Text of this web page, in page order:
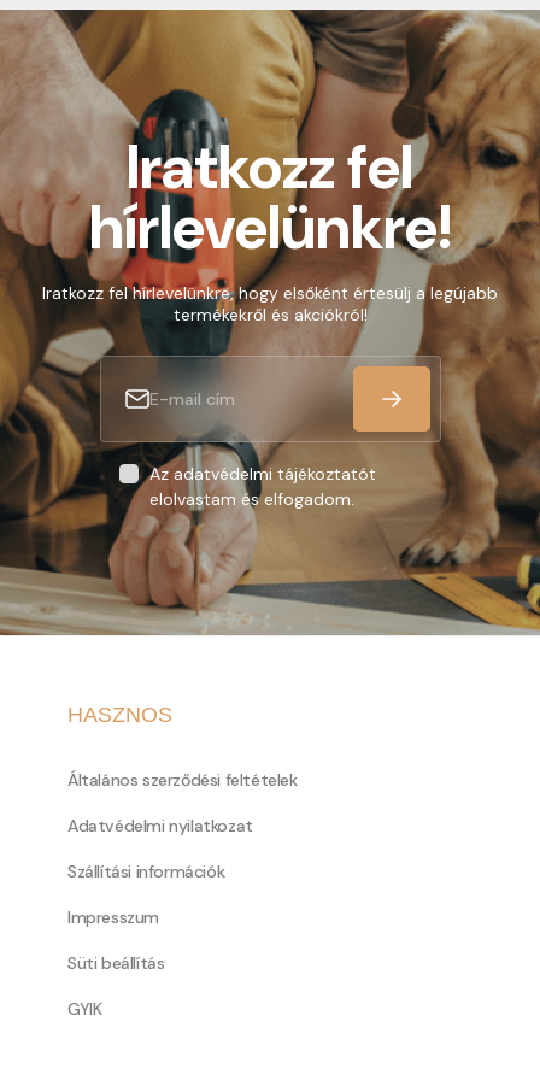
ingyenes szállítás. Utánvételes rendelés esetén
értékhatártól függetlenül 400 Ft utánvételi díj
kerül felszámolásra.
Iratkozz fel
hírlevelünkre!
Iratkozz fel hírlevelünkre, hogy elsőként értesülj a legújabb
termékekről és akciókról!
Az adatvédelmi tájékoztatót
elolvastam és elfogadom.
HASZNOS
Általános szerződési feltételek
Adatvédelmi nyilatkozat
Szállítási információk
Impresszum
Süti beállítás
GYIK